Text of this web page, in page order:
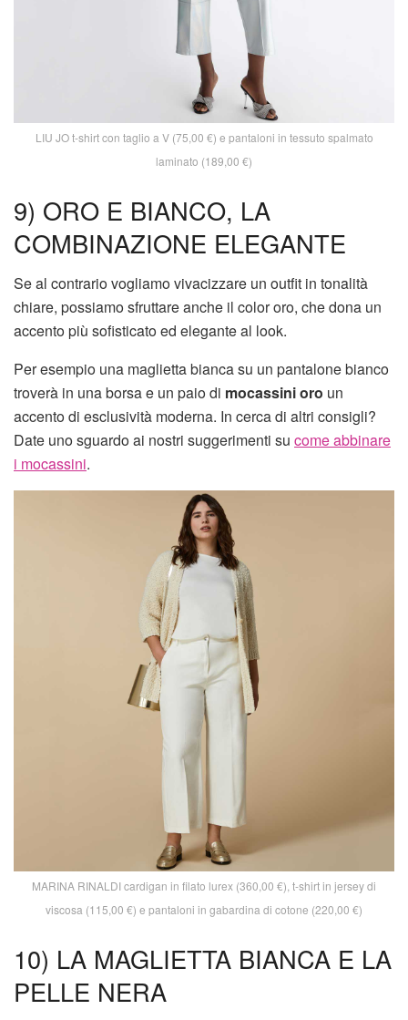
LIU JO t-shirt con taglio a V (75,00 €) e pantaloni in tessuto spalmato
laminato (189,00 €)
9) ORO E BIANCO, LA
COMBINAZIONE ELEGANTE
Se al contrario vogliamo vivacizzare un outfit in tonalità
chiare, possiamo sfruttare anche il color oro, che dona un
accento più sofisticato ed elegante al look.
Per esempio una maglietta bianca su un pantalone bianco
troverà in una borsa e un paio di mocassini oro un
accento di esclusività moderna. In cerca di altri consigli?
Date uno sguardo ai nostri suggerimenti su come abbinare
i mocassini.
MARINA RINALDI cardigan in filato lurex (360,00 €), t-shirt in jersey di
viscosa (115,00 €) e pantaloni in gabardina di cotone (220,00 €)
10) LA MAGLIETTA BIANCA E LA
PELLE NERA